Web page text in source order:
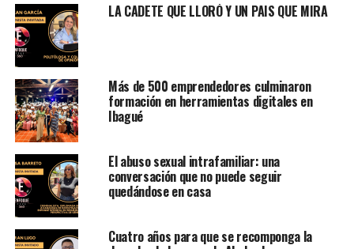
LA CADETE QUE LLORÓ Y UN PAIS QUE MIRA
Más de 500 emprendedores culminaron
formación en herramientas digitales en
Ibagué
El abuso sexual intrafamiliar: una
conversación que no puede seguir
quedándose en casa
Cuatro años para que se recomponga la